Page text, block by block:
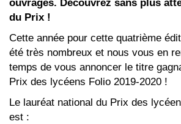
ouvrages. Découvrez sans plus
du Prix !
Cette année pour cette quatrième
été très nombreux et nous vous en
temps de vous annoncer le titre
Prix des lycéens Folio 2019-2020 !
Le lauréat national du Prix des
est :